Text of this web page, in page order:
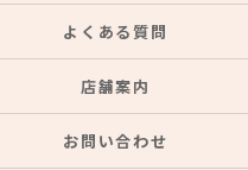
よくある質問
店舗案内
お問い合わせ